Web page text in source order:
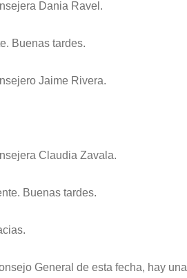
Dania Ravel.
Buenas tardes.
Jaime Rivera.
Claudia Zavala.
Buenas tardes.
General de esta fecha, hay una